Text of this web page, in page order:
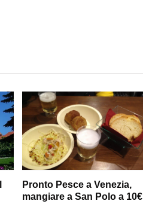
Pronto Pesce a Venezia,
mangiare a San Polo a 10€